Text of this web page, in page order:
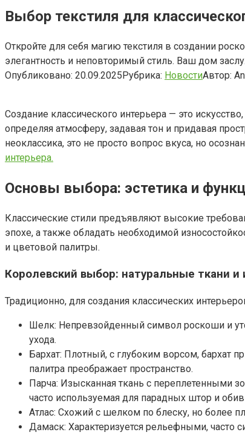
Выбор текстиля для
Откройте для себя магию текстиля в создании
элегантность и неповторимый стиль. Ваш дом
Опубликовано: 20.09.2025Рубрика: НовостиАвтор:
Создание классического интерьера — это
определяя атмосферу, задавая тон и придавая
неоклассика, это не просто вопрос вкуса, но
интерьера.
Основы выбора: эстетика и
Классические стили предъявляют высокие
эпохе, а также обладать необходимой
и цветовой палитры.
Королевский выбор: натуральные ткани и
Традиционно, для создания классических
Шелк: Непревзойденный символ роскоши и
ухода.
Бархат: Плотный, с глубоким ворсом, бархат
палитра преображает пространство.
Парча: Изысканная ткань с
часто используемая для парадных штор и
Атлас: Схожий с шелком по блеску, но более
Дамаск: Характеризуется рельефными, часто